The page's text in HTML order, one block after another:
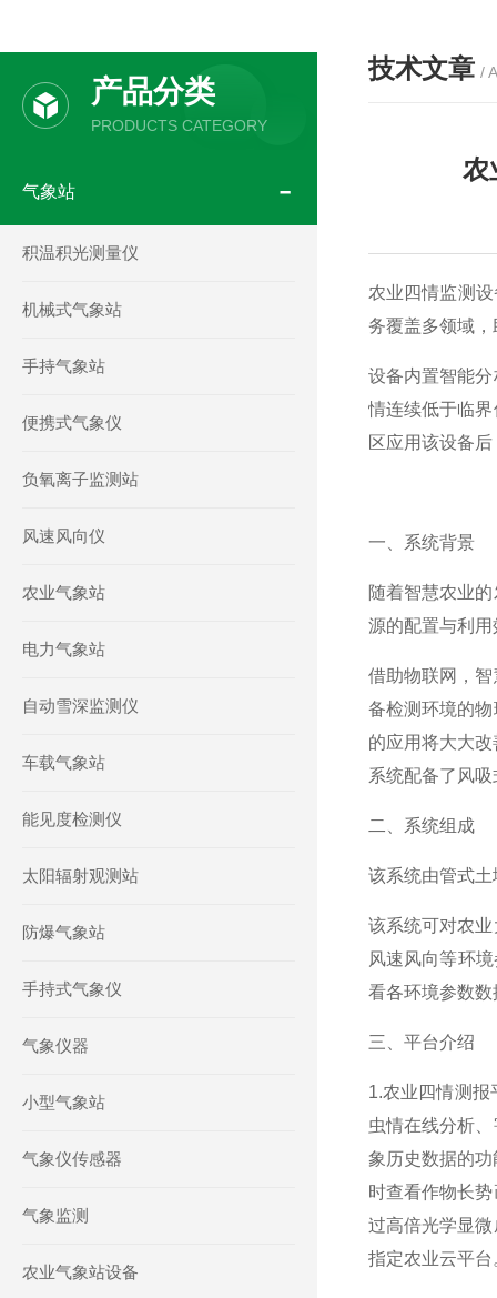
产品分类
PRODUCTS CATEGORY
气象站
积温积光测量仪
机械式气象站
手持气象站
便携式气象仪
负氧离子监测站
风速风向仪
农业气象站
电力气象站
自动雪深监测仪
车载气象站
能见度检测仪
太阳辐射观测站
防爆气象站
手持式气象仪
气象仪器
小型气象站
气象仪传感器
气象监测
农业气象站设备
技术文章 /
农
农业四情监测
务覆盖多领域
设备内置智能
情连续低于临
区应用该设备
一、系统背景
随着智慧农业
源的配置与利用
借助物联网，
备检测环境的
的应用将大大
系统配备了风
二、系统组成
该系统由管式
该系统可对农
风速风向等环
看各环境参数
三、平台介绍
1.农业四情测
虫情在线分析
象历史数据的
时查看作物长
过高倍光学显
指定农业云平台